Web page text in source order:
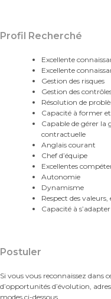
Profil Recherché
Excellente
Excellente
Gestion des risques
Gestion des
Résolution de
Capacité à former
Capable de gérer
contractuelle
Anglais courant
Chef d’équipe
Excellentes
Autonomie
Dynamisme
Respect des
Capacité à
Postuler
Si vous vous reconnaissez dans
d’opportunités d’évolution,
modes ci-dessous.